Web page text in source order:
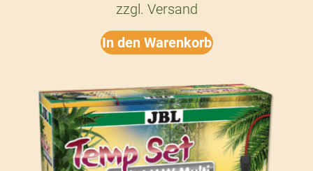
zzgl. Versand
In den Warenkorb